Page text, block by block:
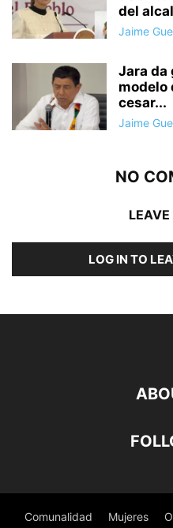
del
Jaime
Jara da
modelo
cesar...
Jaime
NO
LEAVE
LOG IN TO
Comunalidad Mujeres